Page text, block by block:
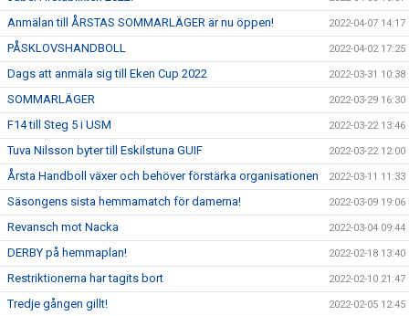
Anmälan till ÅRSTAS SOMMARLÄGER är nu öppen! 2022-04-07 14:17
PÅSKLOVSHANDBOLL 2022-04-02 17:25
Dags att anmäla sig till Eken Cup 2022 2022-03-31 10:38
SOMMARLÄGER 2022-03-29 16:30
F14 till Steg 5 i USM 2022-03-22 13:46
Tuva Nilsson byter till Eskilstuna GUIF 2022-03-22 12:00
Årsta Handboll växer och behöver förstärka organisationen 2022-03-11 11:33
Säsongens sista hemmamatch för damerna! 2022-03-09 19:06
Revansch mot Nacka 2022-03-04 09:44
DERBY på hemmaplan! 2022-02-18 13:40
Restriktionerna har tagits bort 2022-02-10 21:47
Tredje gången gillt! 2022-02-05 12:45